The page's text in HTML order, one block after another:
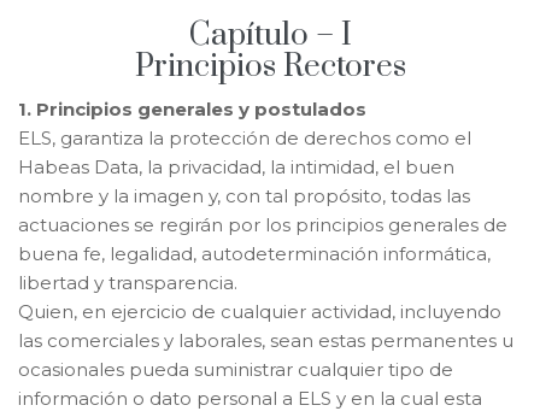
Capítulo – I
Principios Rectores
1. Principios generales y postulados
ELS, garantiza la protección de derechos como el
Habeas Data, la privacidad, la intimidad, el buen
nombre y la imagen y, con tal propósito, todas las
actuaciones se regirán por los principios generales de
buena fe, legalidad, autodeterminación informática,
libertad y transparencia.
Quien, en ejercicio de cualquier actividad, incluyendo
las comerciales y laborales, sean estas permanentes u
ocasionales pueda suministrar cualquier tipo de
información o dato personal a ELS y en la cual esta